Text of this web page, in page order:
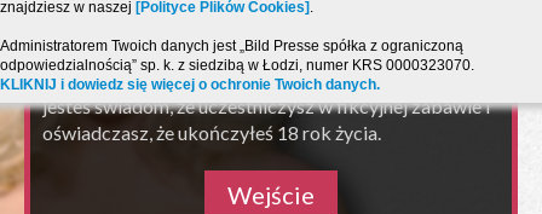
znajdziesz w naszej [Polityce Plików Cookies] .
Administratorem Twoich danych jest „Bild Presse spółka z ograniczoną
odpowiedzialnością” sp. k. z siedzibą w Łodzi, numer KRS 0000323070.
KLIKNIJ i dowiedz się więcej o ochronie Twoich danych.
chat SMS i połączeń telefonicznych PARTY LINE.
Wchodząc na serwis akceptujesz warunki
jesteś świadom, że uczestniczysz w fikcyjnej zabawie i
oświadczasz, że ukończyłeś 18 rok życia.
Wejście